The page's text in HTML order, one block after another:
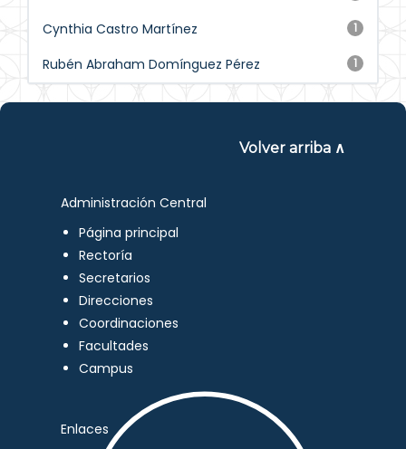
1
Cynthia Castro Martínez
1
Rubén Abraham Domínguez Pérez
Volver arriba ∧
Administración Central
Página principal
Rectoría
Secretarios
Direcciones
Coordinaciones
Facultades
Campus
Enlaces